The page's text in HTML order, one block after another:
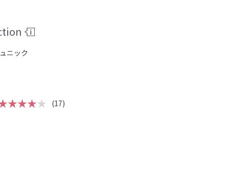
ニック
★ (17)